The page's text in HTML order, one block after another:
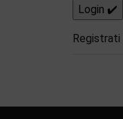
Registrati